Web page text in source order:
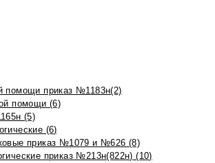
помощи приказ №1183н(2)
помощи (6)
(5)
(6)
приказ №1079 и №626 (8)
приказ №213н(822н) (10)